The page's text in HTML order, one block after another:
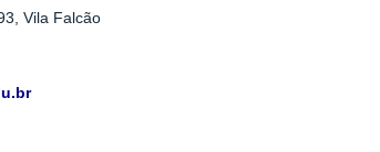
Vila Falcão